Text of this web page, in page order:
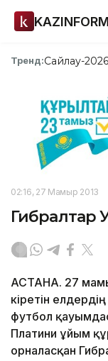
KAZINFORM
Тренд:Сайлау-2026
02:16, 27 Мамыр 2013
Гибралтар
АСТАНА. 27
кіретін
футбол
Платини ұйым
орналасқан